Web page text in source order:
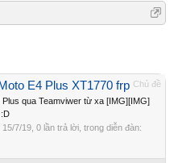
Chủ đề
E4 Plus XT1770 frp
qua Teamviwer từ xa [IMG][IMG]
15/7/19 , 0 lần trả lời, trong diễn đàn: